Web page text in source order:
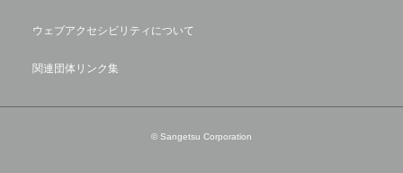
ウェブアクセシビリティについて
関連団体リンク集
© Sangetsu Corporation